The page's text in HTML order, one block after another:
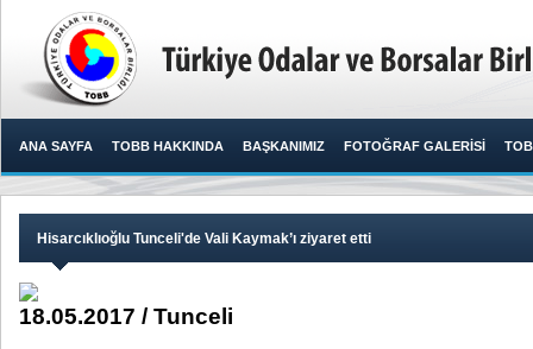
ANA SAYFA TOBB HAKKINDA BAŞKANIMIZ FOTOĞRAF GALERİSİ
Hisarcıklıoğlu Tunceli'de Vali Kaymak’ı ziyaret etti
18.05.2017 / Tunceli